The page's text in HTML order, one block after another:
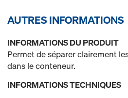
AUTRES INFORMATIONS
INFORMATIONS DU PRODUIT
Permet de séparer clairement
dans le conteneur.
INFORMATIONS TECHNIQUES